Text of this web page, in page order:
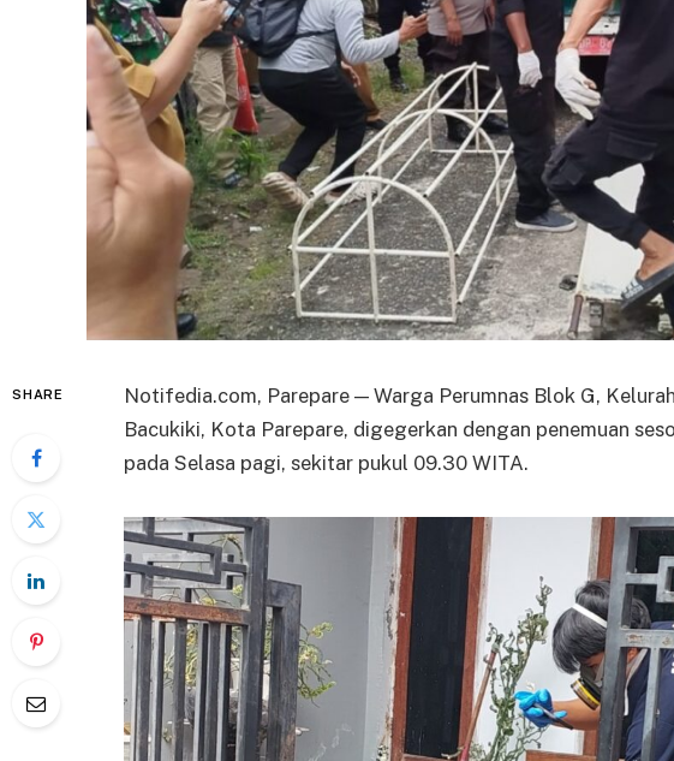
SHARE
Notifedia.com, Parepare — Warga Perumnas Blok G,
Bacukiki, Kota Parepare, digegerkan dengan penemuan
pada Selasa pagi, sekitar pukul 09.30 WITA.